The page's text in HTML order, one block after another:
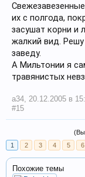
их с полгода,
засушат корни и
жалкий вид.
заведу.
А Мильтонии я
травянистых
a34, 20.12.2005 в
#15
(Вы
1
2 3 4 5 6
Похожие темы